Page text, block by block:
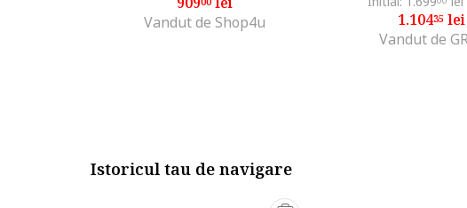
Vandut de Shop4u
1.10435 lei
Vandut de
Istoricul tau de navigare